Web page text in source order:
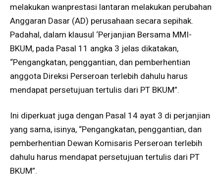
melakukan wanprestasi lantaran melakukan perubahan
Anggaran Dasar (AD) perusahaan secara sepihak.
Padahal, dalam klausul ‘Perjanjian Bersama MMI-
BKUM, pada Pasal 11 angka 3 jelas dikatakan,
“Pengangkatan, penggantian, dan pemberhentian
anggota Direksi Perseroan terlebih dahulu harus
mendapat persetujuan tertulis dari PT BKUM”.
Ini diperkuat juga dengan Pasal 14 ayat 3 di perjanjian
yang sama, isinya, “Pengangkatan, penggantian, dan
pemberhentian Dewan Komisaris Perseroan terlebih
dahulu harus mendapat persetujuan tertulis dari PT
BKUM”.